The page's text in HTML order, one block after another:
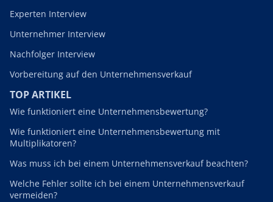
Experten Interview
Unternehmer Interview
Nachfolger Interview
Vorbereitung auf den Unternehmensverkauf
TOP ARTIKEL
Wie funktioniert eine Unternehmensbewertung?
Wie funktioniert eine Unternehmensbewertung mit
Multiplikatoren?
Was muss ich bei einem Unternehmensverkauf beachten?
Welche Fehler sollte ich bei einem Unternehmensverkauf
vermeiden?